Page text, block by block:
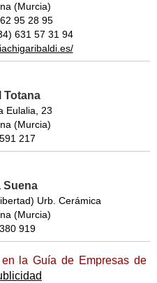
(Murcia)
95 28 95
631 57 31 94
Totana
Eulalia, 23
(Murcia)
217
Suena
Urb. Cerámica
(Murcia)
919
la Guía de Empresas de